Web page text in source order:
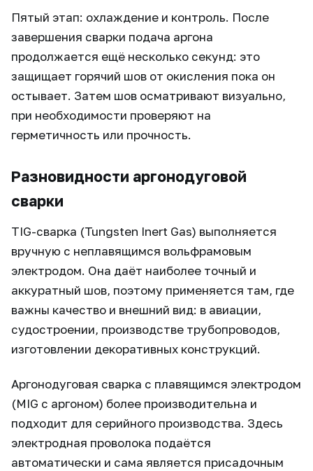
Пятый этап: охлаждение и контроль. После
завершения сварки подача аргона
продолжается ещё несколько секунд: это
защищает горячий шов от окисления пока он
остывает. Затем шов осматривают визуально,
при необходимости проверяют на
герметичность или прочность.
Разновидности аргонодуговой
сварки
TIG-сварка (Tungsten Inert Gas) выполняется
вручную с неплавящимся вольфрамовым
электродом. Она даёт наиболее точный и
аккуратный шов, поэтому применяется там, где
важны качество и внешний вид: в авиации,
судостроении, производстве трубопроводов,
изготовлении декоративных конструкций.
Аргонодуговая сварка с плавящимся электродом
(MIG с аргоном) более производительна и
подходит для серийного производства. Здесь
электродная проволока подаётся
автоматически и сама является присадочным